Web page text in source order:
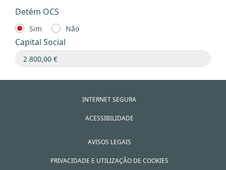
Detém OCS
Sim Não
Capital Social
INTERNET SEGURA
ACESSIBILIDADE
AVISOS LEGAIS
PRIVACIDADE E UTILIZAÇÃO DE COOKIES